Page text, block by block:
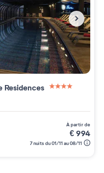
Residences
à partir de
€994
7 nuits du 01/11 au 08/11